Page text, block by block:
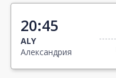
20:45
ALY
Александрия